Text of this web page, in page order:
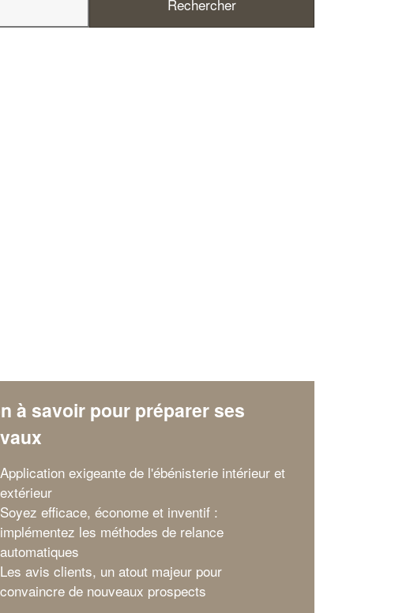
à savoir pour préparer ses
Application exigeante de l'ébénisterie intérieur et
extérieur
Soyez efficace, économe et inventif :
implémentez les méthodes de relance
automatiques
Les avis clients, un atout majeur pour
convaincre de nouveaux prospects
vosmargestout en gagnant de